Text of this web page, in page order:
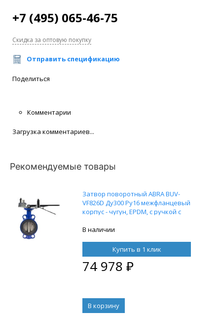
+7 (495) 065-46-75
Скидка за оптовую покупку
Отправить спецификацию
Поделиться
Комментарии
Загрузка комментариев...
Рекомендуемые товары
Затвор поворотный ABRA BUV-
VF826D Ду300 Ру16 межфланцевый
корпус - чугун, EPDM, с ручкой с
В наличии
Купить в 1 клик
74 978 ₽
В корзину